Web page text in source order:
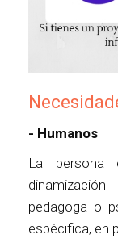
- Humanos
La persona
pedagoga o
espécifica, en